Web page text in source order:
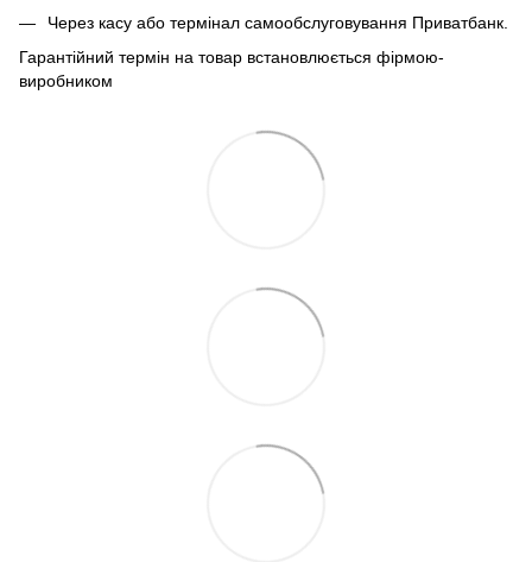
Через касу або термінал самообслуговування Приватбанк.
Гарантійний термін на товар встановлюється фірмою-
виробником